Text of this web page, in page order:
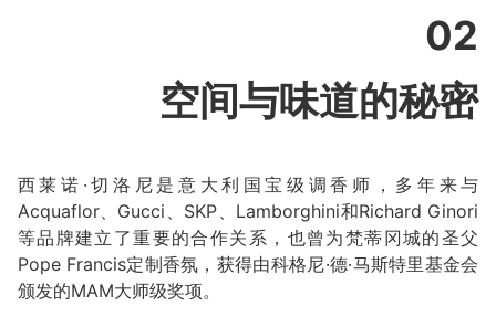
02
空间与味道的秘密
西莱诺·切洛尼是意大利国宝级调香师，多年来与
Acquaflor、Gucci、SKP、Lamborghini和Richard Ginori
等品牌建立了重要的合作关系，也曾为梵蒂冈城的圣父
Pope Francis定制香氛，获得由科格尼·德·马斯特里基金会
颁发的MAM大师级奖项。